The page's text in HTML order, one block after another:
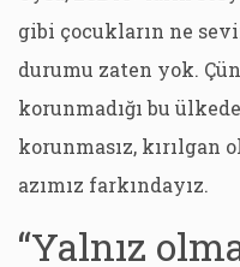
gibi çocukların ne
durumu zaten yok.
korunmadığı bu
korunmasız, kırılgan
azımız farkındayız.
“Yalnız